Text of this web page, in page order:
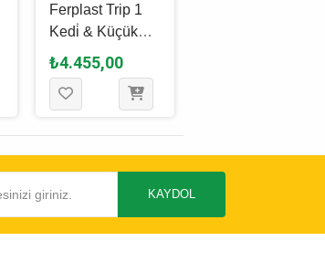
Ferplast Trip 1
Kedi̇ & Küçük
Köpek Kumaş
Taşıma Çantası
28 x 18 x 29 Cm
₺4.455,00
KAYDOL